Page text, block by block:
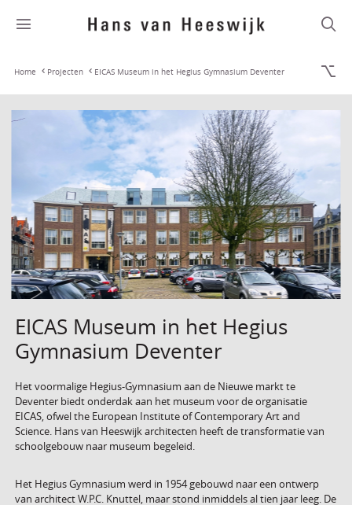
Home Projecten EICAS Museum in het Hegius Gymnasium Deventer
EICAS Museum in het Hegius
Gymnasium Deventer
Het voormalige Hegius-Gymnasium aan de Nieuwe markt te
Deventer biedt onderdak aan het museum voor de organisatie
EICAS, ofwel the European Institute of Contemporary Art and
Science. Hans van Heeswijk architecten heeft de transformatie van
schoolgebouw naar museum begeleid.
Het Hegius Gymnasium werd in 1954 gebouwd naar een ontwerp
van architect W.P.C. Knuttel, maar stond inmiddels al tien jaar leeg. De